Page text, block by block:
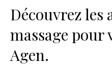
Découvrez les
massage pour
Agen.